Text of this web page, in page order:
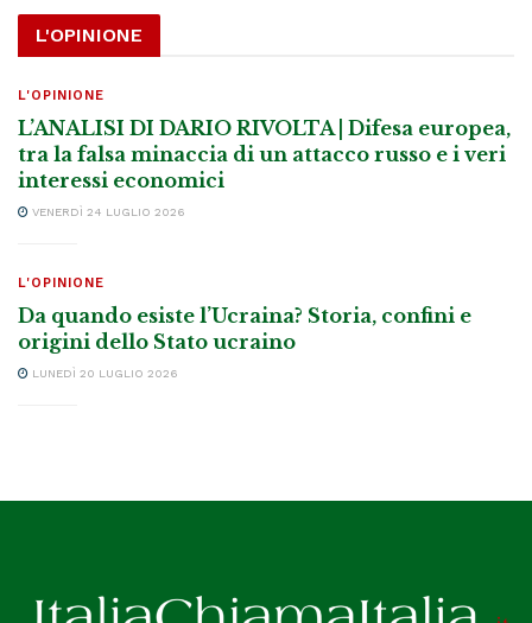
L'OPINIONE
L'OPINIONE
L’ANALISI DI DARIO RIVOLTA | Difesa europea,
tra la falsa minaccia di un attacco russo e i veri
interessi economici
VENERDÌ 24 LUGLIO 2026
L'OPINIONE
Da quando esiste l’Ucraina? Storia, confini e
origini dello Stato ucraino
LUNEDÌ 20 LUGLIO 2026